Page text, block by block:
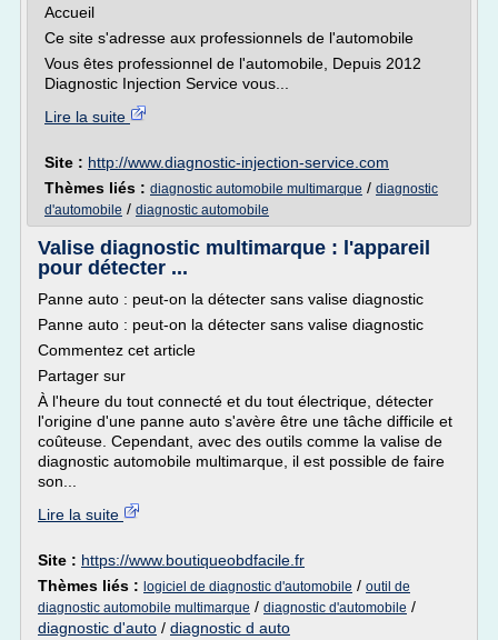
Accueil
Ce site s'adresse aux professionnels de l'automobile
Vous êtes professionnel de l'automobile, Depuis 2012
Diagnostic Injection Service vous...
Lire la suite
Site : http://www.diagnostic-injection-service.com
Thèmes liés : diagnostic automobile multimarque / diagnostic
d'automobile / diagnostic automobile
Valise diagnostic multimarque : l'appareil
pour détecter ...
Panne auto : peut-on la détecter sans valise diagnostic
Panne auto : peut-on la détecter sans valise diagnostic
Commentez cet article
Partager sur
À l'heure du tout connecté et du tout électrique, détecter
l'origine d'une panne auto s'avère être une tâche difficile et
coûteuse. Cependant, avec des outils comme la valise de
diagnostic automobile multimarque, il est possible de faire
son...
Lire la suite
Site : https://www.boutiqueobdfacile.fr
Thèmes liés : logiciel de diagnostic d'automobile / outil de
diagnostic automobile multimarque / diagnostic d'automobile /
diagnostic d'auto / diagnostic d auto